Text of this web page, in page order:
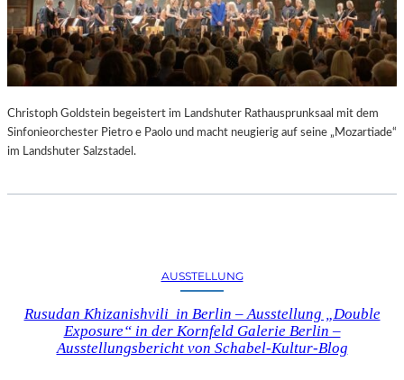
Christoph Goldstein begeistert im Landshuter Rathausprunksaal mit dem
Sinfonieorchester Pietro e Paolo und macht neugierig auf seine „Mozartiade“
im Landshuter Salzstadel.
AUSSTELLUNG
Rusudan Khizanishvili in Berlin – Ausstellung „Double
Exposure“ in der Kornfeld Galerie Berlin –
Ausstellungsbericht von Schabel-Kultur-Blog